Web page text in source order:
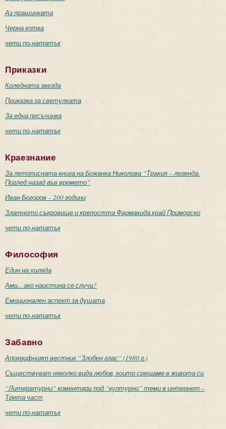
Аз прашинката
Черна котка
чети по-нататък
Приказки
Коледната звезда
Приказка за светулката
За една песъчинка
чети по-нататък
Краезнание
За летописната книга на Божанка Николова “Тракия – легенда.
Поглед назад във времето”
Иван Богоров – 200 години
Златното съкровище и крепостта Фармакида край Приморско
чети по-нататък
Философия
Един на хиляда
Ами... ако наистина се случи?
Емоционален аспект за душата
чети по-нататък
Забавно
Апокрифният вестник “Злобен глас” (1980 г.)
Съществуват няколко вида любов, които срещаме в живота си
“Литературни” коментари под “културни” теми в интернет –
Трета част
чети по-нататък